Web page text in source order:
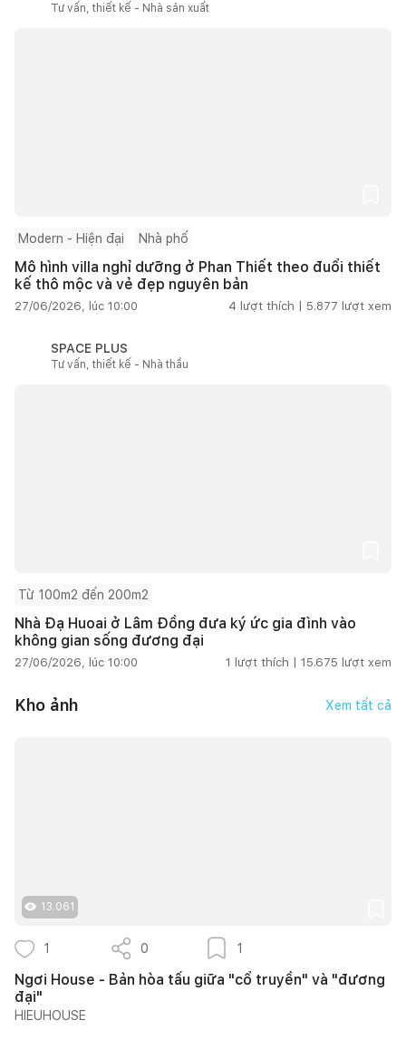
Tư vấn, thiết kế - Nhà sản xuất
Modern - Hiện đại Nhà phố
Mô hình villa nghỉ dưỡng ở Phan Thiết theo đuổi thiết
kế thô mộc và vẻ đẹp nguyên bản
27/06/2026, lúc 10:00 4 lượt thích | 5.877 lượt xem
SPACE PLUS
Tư vấn, thiết kế - Nhà thầu
Từ 100m2 đến 200m2
Nhà Đạ Huoai ở Lâm Đồng đưa ký ức gia đình vào
không gian sống đương đại
27/06/2026, lúc 10:00 1 lượt thích | 15.675 lượt xem
Kho ảnh Xem tất cả
13.061
1 0 1
Ngơi House - Bản hòa tấu giữa "cổ truyền" và "đương
đại"
HIEUHOUSE